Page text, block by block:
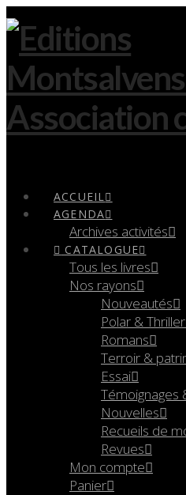
ACCUEIL
AGENDA
Archives activités
CATALOGUE
Tous les livres
Nos rayons
Nouveautés
Polar & Thriller
Romans
Terroir &
Essai
Témoignages
Nouvelles
Recueils de
Revues
Mon compte
Panier